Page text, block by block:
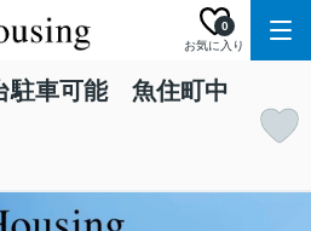
お気に入り
0
車可能 魚住町中